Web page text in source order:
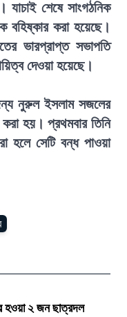
যাচাই শেষে সাংগঠনিক
বহিষ্কার করা হয়েছে।
ভারপ্রাপ্ত সভাপতি
দেওয়া হয়েছে।
নুরুল ইসলাম সজলের
করা হয়। প্রথমবার তিনি
সেটি বন্ধ পাওয়া
হওয়া ২ জন ছাত্রদল